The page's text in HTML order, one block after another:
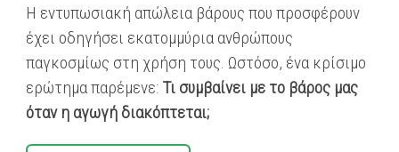
Η εντυπωσιακή απώλεια βάρους που προσφέρουν
έχει οδηγήσει εκατομμύρια ανθρώπους
παγκοσμίως στη χρήση τους. Ωστόσο, ένα κρίσιμο
ερώτημα παρέμενε: Τι συμβαίνει με το βάρος μας
όταν η αγωγή διακόπτεται;